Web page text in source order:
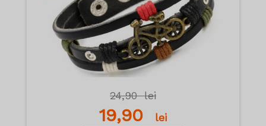
24,90lei
19,90 lei